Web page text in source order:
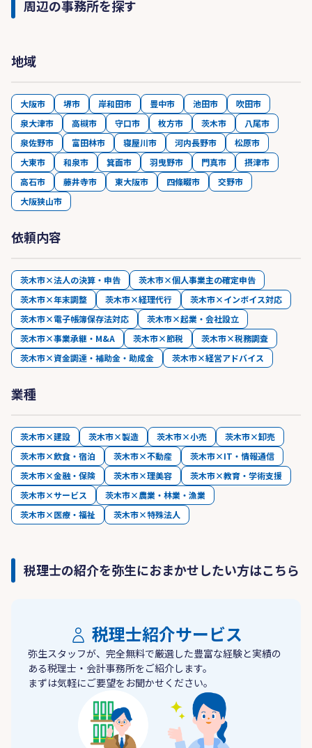
周辺の事務所を探す
地域
大阪市 堺市 岸和田市 豊中市 池田市
吹田市
泉大津市
高槻市 守口市 枚方市 茨木市
八尾市
泉佐野市
富田林市 寝屋川市 河内長野市
松原市
大東市
和泉市 箕面市 羽曳野市 門真市
摂津市
高石市
藤井寺市 東大阪市 四條畷市
交野市
大阪狭山市
依頼内容
茨木市×法人の決算・申告
茨木市×個人事業主の確定申告
茨木市×年末調整
茨木市×経理代行
茨木市×インボイス対応
茨木市×電子帳簿保存法対応
茨木市×起業・会社設立
茨木市×事業承継・M&A
茨木市×節税
茨木市×税務調査
茨木市×資金調達・補助金・助成金
茨木市×経営アドバイス
業種
茨木市×建設 茨木市×製造 茨木市×小売
茨木市×卸売
茨木市×飲食・宿泊
茨木市×不動産
茨木市×IT・情報通信
茨木市×金融・保険
茨木市×理美容
茨木市×教育・学術支援
茨木市×サービス
茨木市×農業・林業・漁業
茨木市×医療・福祉
茨木市×特殊法人
税理士の紹介を弥生におまかせしたい方はこちら
税理士紹介サービス
弥生スタッフが、完全無料で厳選した豊富な経験と実績の
ある税理士・会計事務所をご紹介します。
まずは気軽にご要望をお聞かせください。